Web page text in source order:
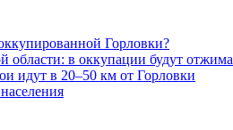
Горловки?
области: в оккупации будут
идут в 20–50 км от Горловки